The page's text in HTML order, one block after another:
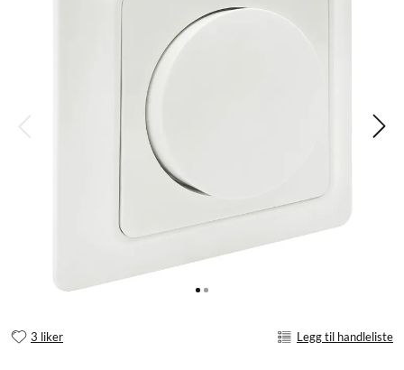
3 liker Legg til handleliste